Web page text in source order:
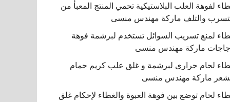
لفوهة العلب البلاستيكية تحمي المنتج المعبأ من
والتلف ماركة مهندس منسى
لمنع تسريب السوائل تستخدم لبرشمة فوهة
ماركة مهندس منسى
لحام حرارى لبرشمة و غلق علب كريم حمام
ماركة مهندس منسى
لحام توضع بين فوهة العبوة والغطاء لإحكام غلق